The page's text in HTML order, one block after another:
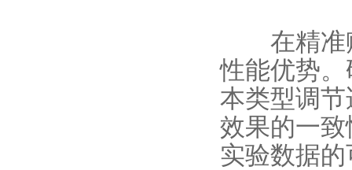
在精准赋
性能优势
本类型调
效果的一
实验数据